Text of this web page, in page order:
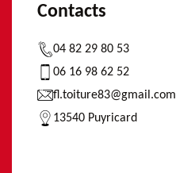
Contacts
04 82 29 80 53
06 16 98 62 52
fl.toiture83@gmail.com
13540 Puyricard